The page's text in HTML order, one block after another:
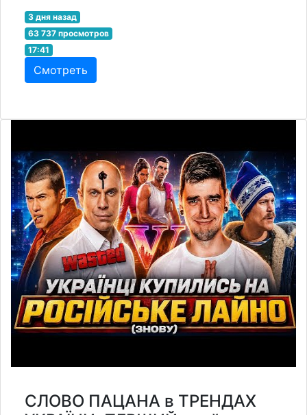
3 дня назад
63 737 просмотров
17:41
Смотреть
СЛОВО ПАЦАНА в ТРЕНДАХ